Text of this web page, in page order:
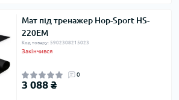
Мат під тренажер Hop-Sport HS-
220EM
Код товару: 5902308215023
Закінчився
0
3 088 ₴